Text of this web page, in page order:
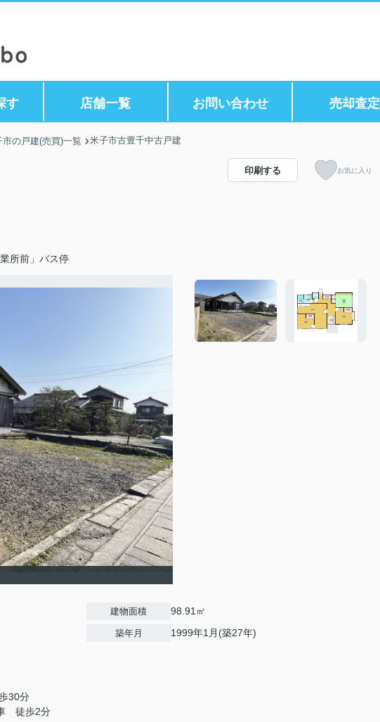
す 店舗一覧 お問い合わせ 売却査定
市の戸建(売買)一覧 米子市古豊千中古戸建
業所前」バス停
印刷する お気に入り
30分
徒歩2分
建物面積 98.91㎡
築年月 1999年1月(築27年)